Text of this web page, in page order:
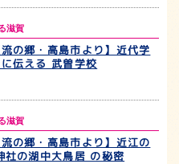
滋賀
流の郷・高島市より】近代学
伝える 武曽学校
滋賀
流の郷・高島市より】近江の
社の湖中大鳥居 の秘密